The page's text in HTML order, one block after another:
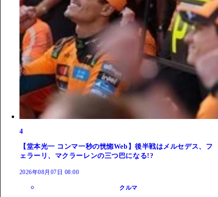
4
【堂本光一 コンマ一秒の恍惚Web】後半戦はメルセデス、フ
ェラーリ、マクラーレンの三つ巴になる!?
2026年08月07日 08:00
クルマ